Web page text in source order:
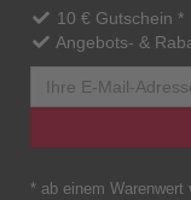
10 € Gutschein *
Angebots- &
* ab einem